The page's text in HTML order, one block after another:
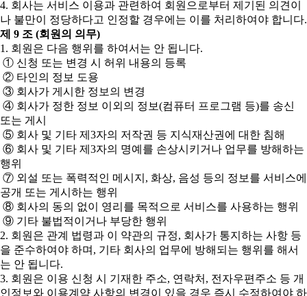
4. 회사는 서비스 이용과 관련하여 회원으로부터 제기된 의견이
나 불만이 정당하다고 인정할 경우에는 이를 처리하여야 합니다.
제 9 조 (회원의 의무)
1. 회원은 다음 행위를 하여서는 안 됩니다.
① 신청 또는 변경 시 허위 내용의 등록
② 타인의 정보 도용
③ 회사가 게시한 정보의 변경
④ 회사가 정한 정보 이외의 정보(컴퓨터 프로그램 등)를 송신
또는 게시
⑤ 회사 및 기타 제3자의 저작권 등 지식재산권에 대한 침해
⑥ 회사 및 기타 제3자의 명예를 손상시키거나 업무를 방해하는
행위
⑦ 외설 또는 폭력적인 메시지, 화상, 음성 등의 정보를 서비스에
공개 또는 게시하는 행위
⑧ 회사의 동의 없이 영리를 목적으로 서비스를 사용하는 행위
⑨ 기타 불법적이거나 부당한 행위
2. 회원은 관계 법령과 이 약관의 규정, 회사가 통지하는 사항 등
을 준수하여야 하며, 기타 회사의 업무에 방해되는 행위를 해서
는 안 됩니다.
3. 회원은 이용 신청 시 기재한 주소, 연락처, 전자우편주소 등 개
인정보와 이용계약 사항의 변경이 있을 경우 즉시 수정하여야 하